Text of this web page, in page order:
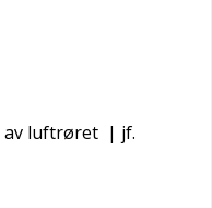
av luftrøret | jf.